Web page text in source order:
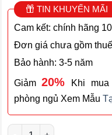
là:
TIN KHUYẾN MÃI
Cam kết: chính hãng
Đơn giá chưa gồm
Bảo hành: 3-5 năm
Giảm20%
Khi
phòng ngủ Xem Mẫu
Ghế Sofa Phòng Khách